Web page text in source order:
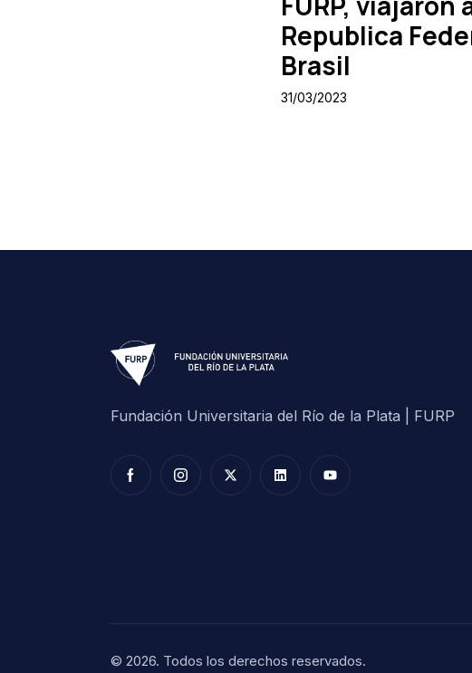
Republica
Brasil
31/03/2023
Fundación Universitaria del Río de la Plata | FURP
© 2026. Todos los derechos reservados.